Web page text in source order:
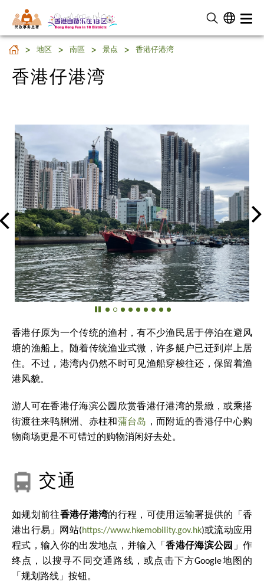
民 政 事 务 总 署
香港仔港湾
地区 南區 景点 香港仔港湾
香港仔港湾
香港仔原为一个传统的渔村，有不少渔民居于停泊在避风
塘的渔船上。随着传统渔业式微，许多艇户已迁到岸上居
住。不过，港湾内仍然不时可见渔船穿梭往还，保留着渔
港风貌。
游人可在香港仔海滨公园欣赏香港仔港湾的景緻，或乘搭
街渡往来鸭脷洲、赤柱和蒲台岛 ，而附近的香港仔中心购
物商场更是不可错过的购物消闲好去处。
交通
如规划前往香港仔港湾的行程，可使用运输署提供的「香
港出行易」网站(https://www.hkemobility.gov.hk)或流动应用
程式，输入你的出发地点，并输入
「香港仔海滨公园 」作
终点，以搜寻不同交通路线，或点击下方Google地图的
「规划路线」按钮。